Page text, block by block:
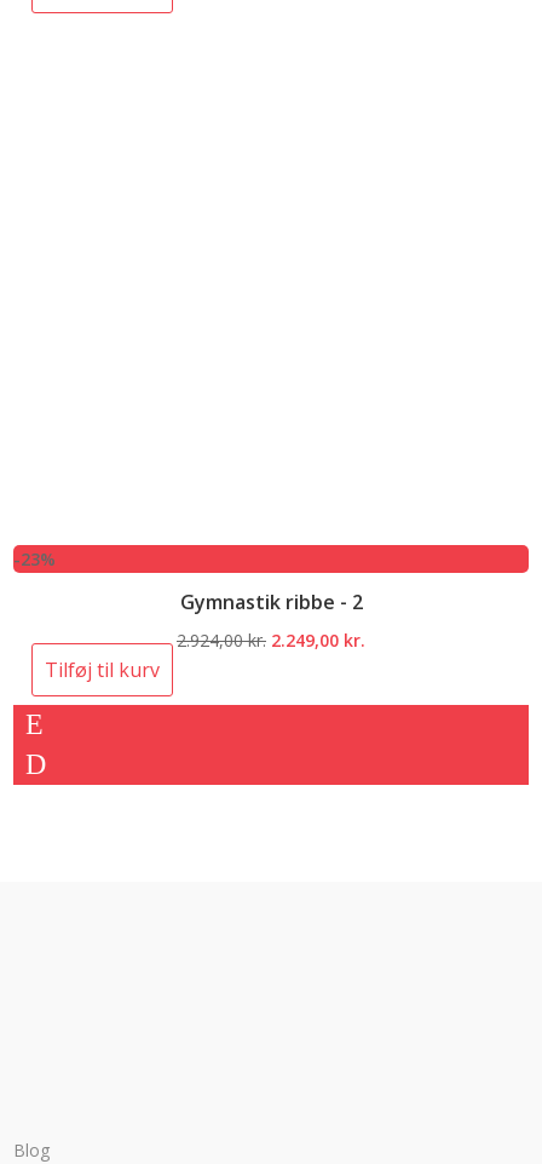
-23%
Gymnastik ribbe - 2
2.924,00kr. Den
2.249,00 kr.
Tilføj til kurv
Blog